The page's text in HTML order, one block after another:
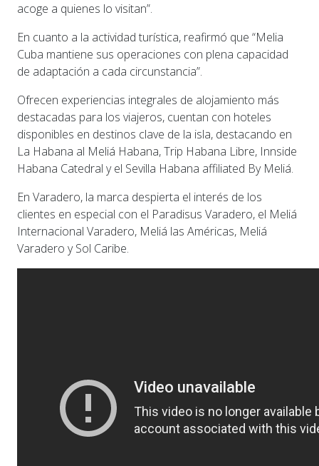
acoge a quienes lo visitan”.
En cuanto a la actividad turística, reafirmó que “Melia
Cuba mantiene sus operaciones con plena capacidad
de adaptación a cada circunstancia”.
Ofrecen experiencias integrales de alojamiento más
destacadas para los viajeros, cuentan con hoteles
disponibles en destinos clave de la isla, destacando en
La Habana al Meliá Habana, Trip Habana Libre, Innside
Habana Catedral y el Sevilla Habana affiliated By Meliá.
En Varadero, la marca despierta el interés de los
clientes en especial con el Paradisus Varadero, el Meliá
Internacional Varadero, Meliá las Américas, Meliá
Varadero y Sol Caribe.